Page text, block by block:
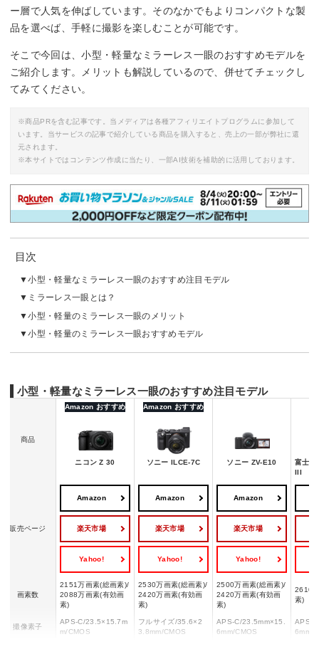
ー層で人気を伸ばしています。そのなかでもよりコンパクトな製
品を選べば、手軽に撮影を楽しむことが可能です。
そこで今回は、小型・軽量なミラーレス一眼のおすすめモデルを
ご紹介します。メリットも解説しているので、併せてチェックし
てみてください。
※商品PRを含む記事です。当メディアは各種アフィリエイトプログラムに参加して
います。当サービスの記事で紹介している商品を購入すると、売上の一部が弊社に還
元されます。
※本サイトではコンテンツ作成に当たり、一部AI技術を補助的に活用しております。
目次
小型・軽量なミラーレス一眼のおすすめ注目モデル
ミラーレス一眼とは？
小型・軽量のミラーレス一眼のメリット
小型・軽量のミラーレス一眼おすすめモデル
小型・軽量なミラーレス一眼のおすすめ注目モデル
商品
Amazon おすすめ
ニコン Z 30
Amazon おすすめ
ソニー ILCE-7C ソニー ZV-E10
富士フ
III
販売ページ
Amazon
楽天市場
Yahoo!
Amazon
楽天市場
Yahoo!
Amazon
楽天市場
Yahoo!
画素数
2151万画素(総画素)/
2088万画素(有効画
素)
2530万画素(総画素)/
2420万画素(有効画
素)
2500万画素(総画素)/
2420万画素(有効画
素)
2610
素)
撮像素子
APS-C/23.5×15.7m
m/CMOS
フルサイズ/35.6×2
3.8mm/CMOS
APS-C/23.5mm×15.
6mm/CMOS
APS-
6mm